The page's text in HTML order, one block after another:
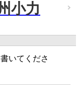
小力
いてくださ